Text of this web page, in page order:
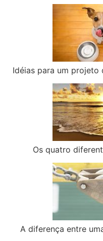
Idéias para um
Os quatro
A diferença entre